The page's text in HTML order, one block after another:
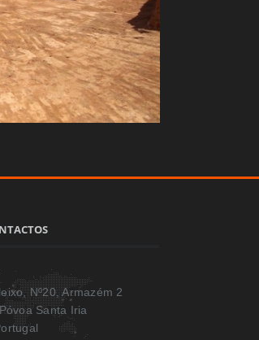
Nº20, Armazém 2
Santa Iria